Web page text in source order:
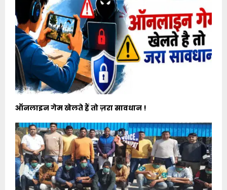
ऑनलाइन गेम खेलते हैं तो ज़रा सावधान !